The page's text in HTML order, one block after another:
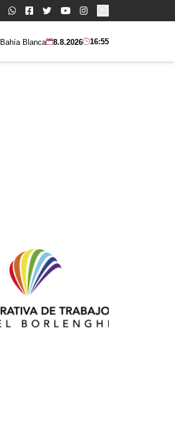
Buscar:
Bahía Blanca 8.8.2026 16:55